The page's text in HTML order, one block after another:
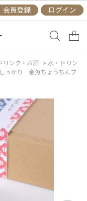
会員登録 ログイン
ドリンク・お酒 > 水・ドリン
しっかり 金魚ちょうちんブ